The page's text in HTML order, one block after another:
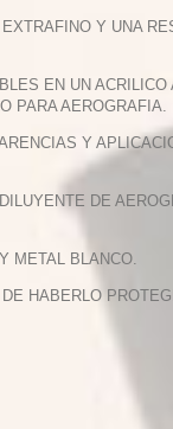
Y UNA
EN UN
PARA AEROGRAFIA.
Y
DE
METAL BLANCO.
HABERLO